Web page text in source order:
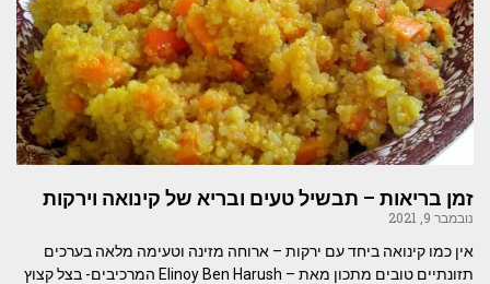
זמן בריאות – תבשיל טעים ובריא של קינואה וירקות
נובמבר 9, 2021
אין כמו קינואה ביחד עם ירקות – ארוחה מזינה וטעימה מלאה בערכים
תזונתיים טובים מתכון מאת – Elinoy Ben Harush המרכיבים- בצל קצוץ